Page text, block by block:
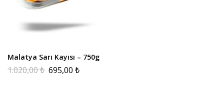
Malatya Sarı Kayısı – 750g
1.020,00₺ 695,00 ₺